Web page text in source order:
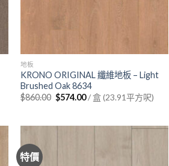
地板
KRONO ORIGINAL 纖維地板 – Light
Brushed Oak 8634
$860.00 Original
price
$574.00Current
price
/ 盒 (23.91平方呎)
特價